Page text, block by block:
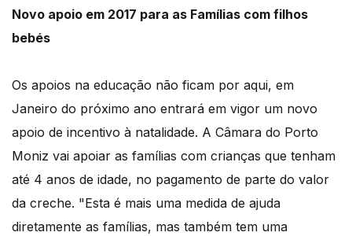
Novo apoio em 2017 para as Famílias com filhos
bebés
Os apoios na educação não ficam por aqui, em
Janeiro do próximo ano entrará em vigor um novo
apoio de incentivo à natalidade. A Câmara do Porto
Moniz vai apoiar as famílias com crianças que tenham
até 4 anos de idade, no pagamento de parte do valor
da creche. "Esta é mais uma medida de ajuda
diretamente as famílias, mas também tem uma